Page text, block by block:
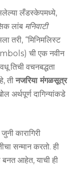
लँडस्केपमध्ये,
लांब मनिवाटी
तरी, “मिनिमलिस्ट
ची एक नवीन
तिची वचनबद्धता
तीनजरिया मंगळसूत्र
अर्थपूर्ण दागिन्यांकडे
कारागिरी
सन्मान करतो. ही
बनत आहेत, याची ही